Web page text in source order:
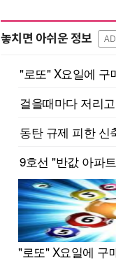
놓치면 아쉬운 정보 AD